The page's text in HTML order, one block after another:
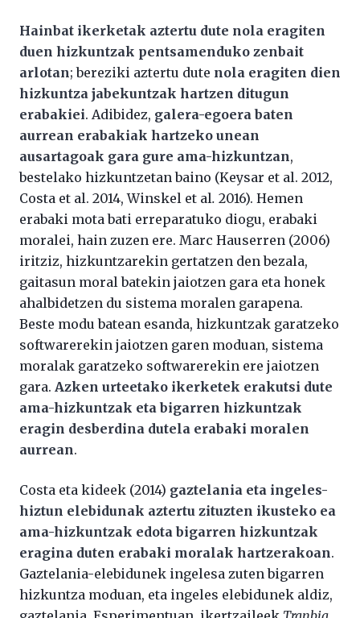
Hainbat ikerketak aztertu dute nola eragiten
duen hizkuntzak pentsamenduko zenbait
arlotan; bereziki aztertu dute nola eragiten dien
hizkuntza jabekuntzak hartzen ditugun
erabakiei. Adibidez, galera-egoera baten
aurrean erabakiak hartzeko unean
ausartagoak gara gure ama-hizkuntzan,
bestelako hizkuntzetan baino (Keysar et al. 2012,
Costa et al. 2014, Winskel et al. 2016). Hemen
erabaki mota bati erreparatuko diogu, erabaki
moralei, hain zuzen ere. Marc Hauserren (2006)
iritziz, hizkuntzarekin gertatzen den bezala,
gaitasun moral batekin jaiotzen gara eta honek
ahalbidetzen du sistema moralen garapena.
Beste modu batean esanda, hizkuntzak garatzeko
softwarerekin jaiotzen garen moduan, sistema
moralak garatzeko softwarerekin ere jaiotzen
gara. Azken urteetako ikerketek erakutsi dute
ama-hizkuntzak eta bigarren hizkuntzak
eragin desberdina dutela erabaki moralen
aurrean.
Costa eta kideek (2014) gaztelania eta ingeles-
hiztun elebidunak aztertu zituzten ikusteko ea
ama-hizkuntzak edota bigarren hizkuntzak
eragina duten erabaki moralak hartzerakoan.
Gaztelania-elebidunek ingelesa zuten bigarren
hizkuntza moduan, eta ingeles elebidunek aldiz,